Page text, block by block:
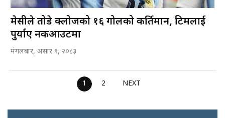
मेसीले तोडे क्लोजको १६ गोलको कीर्तिमान, टिमलाई
पुर्याए नकआउटमा
मंगलबार, असार ९, २०८३
1 2 NEXT